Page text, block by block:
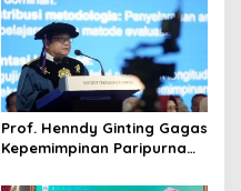
Prof. Henndy Ginting Gagas
Kepemimpinan Paripurna